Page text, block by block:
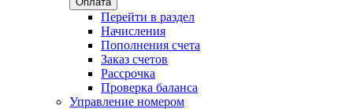
Перейти в раздел
Начисления
Пополнения счета
Заказ счетов
Рассрочка
Проверка баланса
Управление номером